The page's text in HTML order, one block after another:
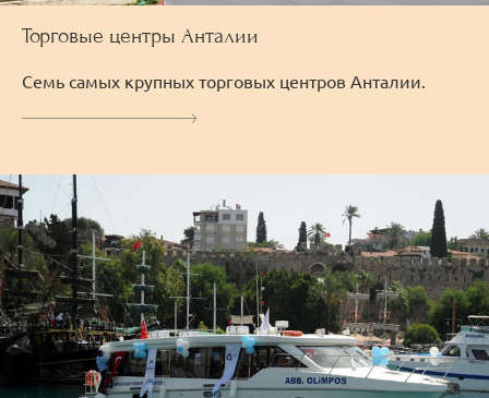
Торговые центры Анталии
Семь самых крупных торговых центров Анталии.